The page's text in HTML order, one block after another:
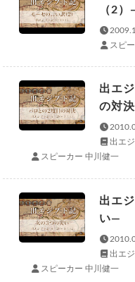
（2）
スピ
出エ
の対
出エ
スピーカー 中川健一
出エ
い—
出エ
スピーカー 中川健一